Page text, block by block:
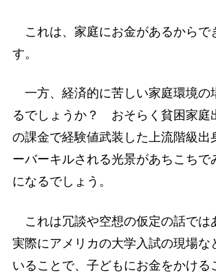
これは、家庭にお金があるからで
す。
一方、経済的に苦しい家庭環境の
るでしょうか？ おそらく貧困家庭
の課金で経験値武装した上流階級出
ーバーキルされる光景があちこちで
になるでしょう。
これは冗談や空想の仮定の話では
実際にアメリカの大学入試の現場な
いることで、子どもにお金をかける